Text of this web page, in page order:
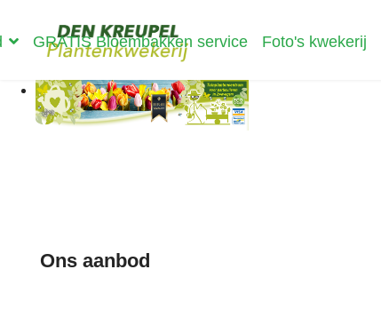
GRATIS Bloembakken service Foto's kwekerij
Ons aanbod